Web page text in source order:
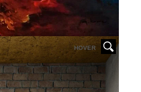
HOVER